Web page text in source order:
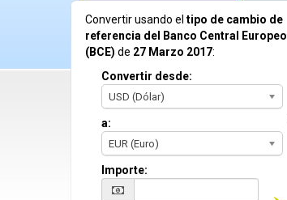
Convertir usando el tipo de cambio de
referencia del Banco Central Europeo
(BCE) de 27 Marzo 2017:
Convertir desde:
USD (Dólar)
a:
EUR (Euro)
Importe: